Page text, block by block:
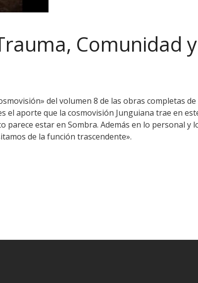
Comunidad
del volumen 8 de las obras completas de
el aporte que la cosmovisión Junguiana trae en
estar en Sombra. Además en lo personal y
de la función trascendente».